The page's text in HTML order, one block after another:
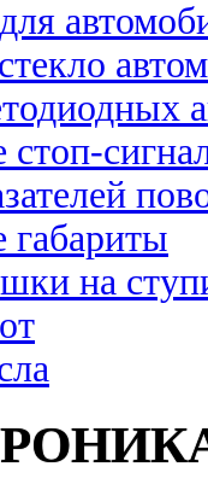
габариты
на